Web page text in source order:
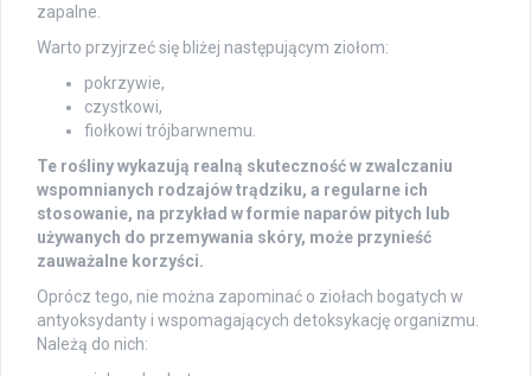
zapalne.
Warto przyjrzeć się bliżej następującym ziołom:
pokrzywie,
czystkowi,
fiołkowi trójbarwnemu.
Te rośliny wykazują realną skuteczność w zwalczaniu
wspomnianych rodzajów trądziku, a regularne ich
stosowanie, na przykład w formie naparów pitych lub
używanych do przemywania skóry, może przynieść
zauważalne korzyści.
Oprócz tego, nie można zapominać o ziołach bogatych w
antyoksydanty i wspomagających detoksykację organizmu.
Należą do nich: